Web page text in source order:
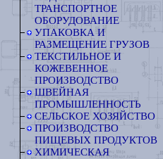
ТРАНСПОРТНОЕ
ОБОРУДОВАНИЕ
УПАКОВКА И
РАЗМЕЩЕНИЕ ГРУЗОВ
ТЕКСТИЛЬНОЕ И
КОЖЕВЕННОЕ
ПРОИЗВОДСТВО
ШВЕЙНАЯ
ПРОМЫШЛЕННОСТЬ
СЕЛЬСКОЕ ХОЗЯЙСТВО
ПРОИЗВОДСТВО
ПИЩЕВЫХ ПРОДУКТОВ
ХИМИЧЕСКАЯ